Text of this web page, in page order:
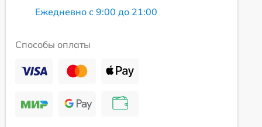
Ежедневно с 9:00 до 21:00
Способы оплаты